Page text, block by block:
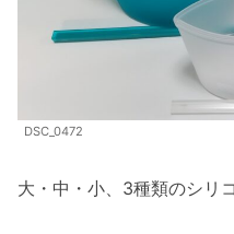
DSC_0472
大・中・小、3種類のシリ